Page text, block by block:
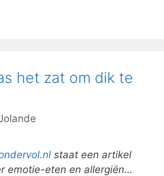
het zat om dik te
staat een artikel
emotie-eten en allergiën…